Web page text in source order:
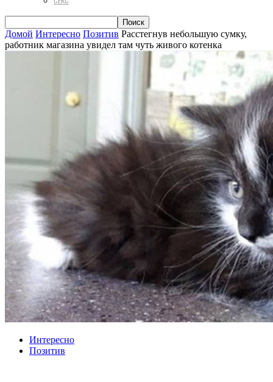
Домой Интересно Позитив Расстегнув небольшую сумку,
работник магазина увидел там чуть живого котенка
Интересно
Позитив